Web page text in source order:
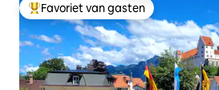
Topfavoriet van gasten
Favoriet van gasten